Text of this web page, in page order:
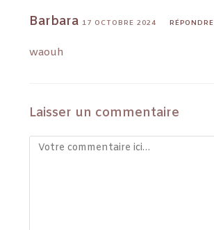
Barbara 17 OCTOBRE 2024 RÉPONDRE
waouh
Laisser un commentaire